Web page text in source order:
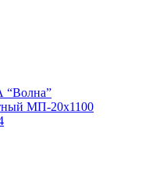
“Волна”
МП-20х1100